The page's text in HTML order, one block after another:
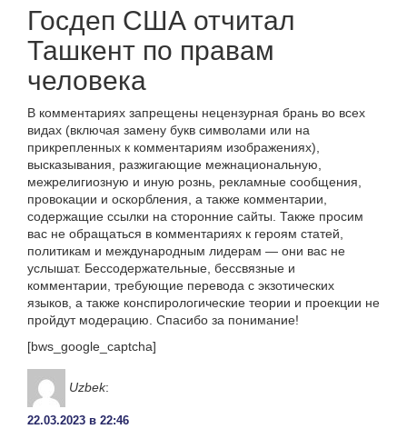
Госдеп США отчитал
Ташкент по правам
человека
В комментариях запрещены нецензурная брань во всех
видах (включая замену букв символами или на
прикрепленных к комментариям изображениях),
высказывания, разжигающие межнациональную,
межрелигиозную и иную рознь, рекламные сообщения,
провокации и оскорбления, а также комментарии,
содержащие ссылки на сторонние сайты. Также просим
вас не обращаться в комментариях к героям статей,
политикам и международным лидерам — они вас не
услышат. Бессодержательные, бессвязные и
комментарии, требующие перевода с экзотических
языков, а также конспирологические теории и проекции не
пройдут модерацию. Спасибо за понимание!
[bws_google_captcha]
Uzbek:
22.03.2023 в 22:46